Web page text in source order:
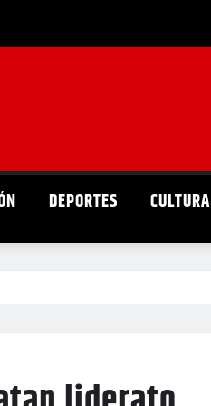
DEPORTES CULTURA